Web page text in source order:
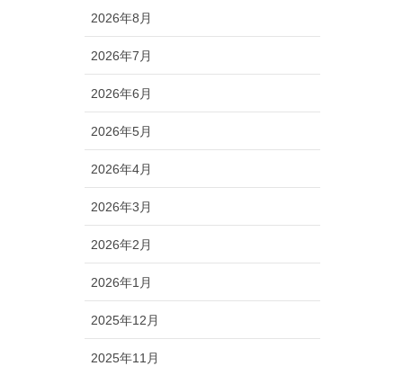
2026年8月
2026年7月
2026年6月
2026年5月
2026年4月
2026年3月
2026年2月
2026年1月
2025年12月
2025年11月